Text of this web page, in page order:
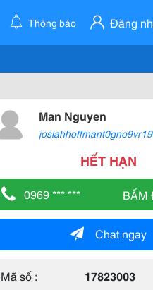
Thông báo Đăng
Man Nguyen
HẾT HẠN
0969 *** *** BẤM
Chat ngay
Mã số :
17823003